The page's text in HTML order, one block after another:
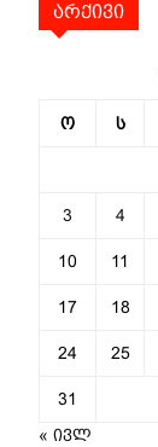
არქივი
ო ს
3 4
10 11
17 18
24 25
31
« ივლ